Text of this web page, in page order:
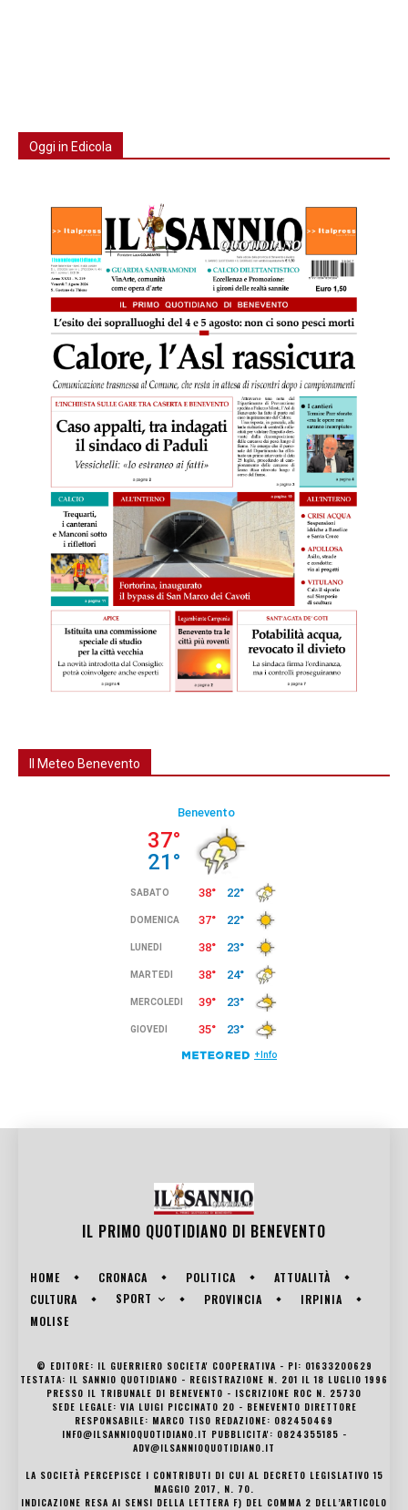
Oggi in Edicola
Il Meteo Benevento
IL PRIMO QUOTIDIANO DI BENEVENTO
HOME CRONACA POLITICA
ATTUALITÀ
CULTURA
SPORT PROVINCIA
IRPINIA
MOLISE
© EDITORE: IL GUERRIERO SOCIETA' COOPERATIVA - PI: 01633200629
TESTATA: IL SANNIO QUOTIDIANO - REGISTRAZIONE N. 201 IL 18 LUGLIO 1996
PRESSO IL TRIBUNALE DI BENEVENTO - ISCRIZIONE ROC N. 25730
SEDE LEGALE: VIA LUIGI PICCINATO 20 - BENEVENTO DIRETTORE
RESPONSABILE: MARCO TISO REDAZIONE: 082450469
INFO@ILSANNIOQUOTIDIANO.IT PUBBLICITA': 0824355185 -
ADV@ILSANNIOQUOTIDIANO.IT
LA SOCIETÀ PERCEPISCE I CONTRIBUTI DI CUI AL DECRETO LEGISLATIVO 15
MAGGIO 2017, N. 70.
INDICAZIONE RESA AI SENSI DELLA LETTERA F) DEL COMMA 2 DELL’ARTICOLO